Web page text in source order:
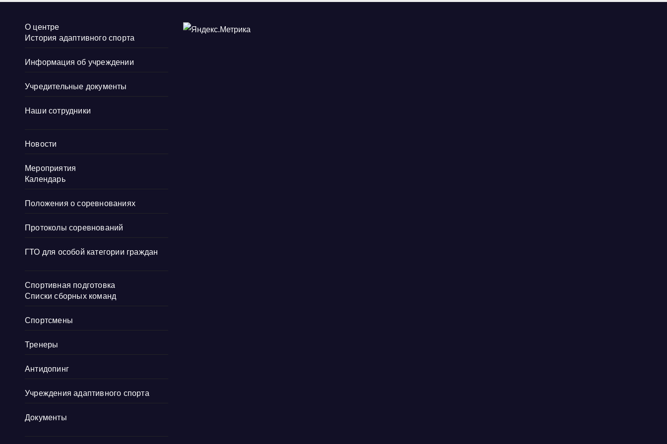
О центре
История адаптивного спорта
Информация об учреждении
Учредительные документы
Наши сотрудники
Новости
Мероприятия
Календарь
Положения о соревнованиях
Протоколы соревнований
ГТО для особой категории граждан
Спортивная подготовка
Списки сборных команд
Спортсмены
Тренеры
Антидопинг
Учреждения адаптивного спорта
Документы